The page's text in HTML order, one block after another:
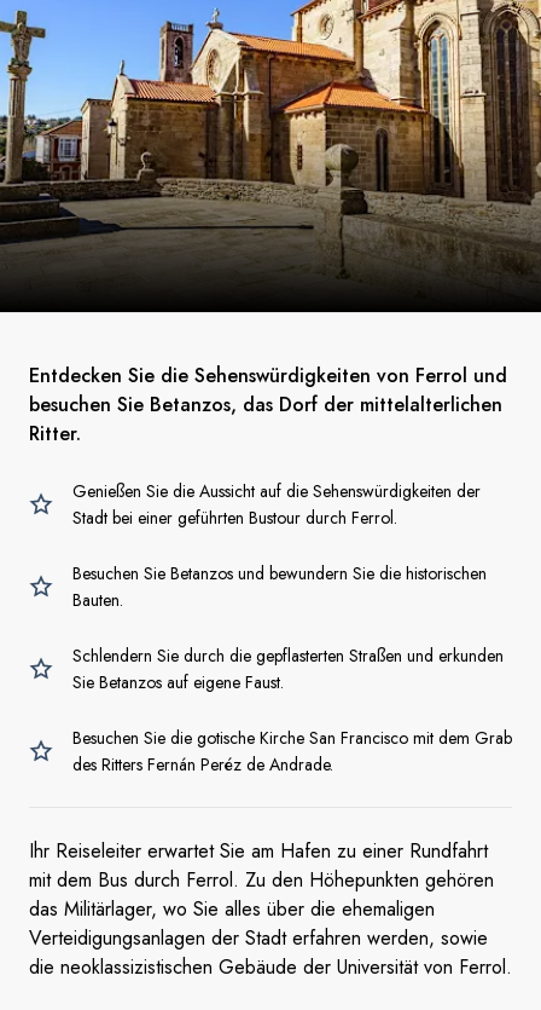
Entdecken Sie die Sehenswürdigkeiten von Ferrol und
besuchen Sie Betanzos, das Dorf der mittelalterlichen
Ritter.
Genießen Sie die Aussicht auf die Sehenswürdigkeiten der
Stadt bei einer geführten Bustour durch Ferrol.
Besuchen Sie Betanzos und bewundern Sie die historischen
Bauten.
Schlendern Sie durch die gepflasterten Straßen und erkunden
Sie Betanzos auf eigene Faust.
Besuchen Sie die gotische Kirche San Francisco mit dem Grab
des Ritters Fernán Peréz de Andrade.
Ihr Reiseleiter erwartet Sie am Hafen zu einer Rundfahrt
mit dem Bus durch Ferrol. Zu den Höhepunkten gehören
das Militärlager, wo Sie alles über die ehemaligen
Verteidigungsanlagen der Stadt erfahren werden, sowie
die neoklassizistischen Gebäude der Universität von Ferrol.